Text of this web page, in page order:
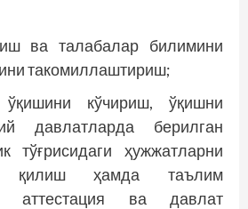
ва талабалар билимини
такомиллаштириш;
кўчириш, ўқишни
давлатларда берилган
тўғрисидаги ҳужжатларни
қилиш ҳамда таълим
аттестация ва давлат